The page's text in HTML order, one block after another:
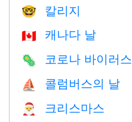
🤓 칼리지
🇨🇦 캐나다 날
🦠 코로나 바이러스
⛵️ 콜럼버스의 날
🎅 크리스마스